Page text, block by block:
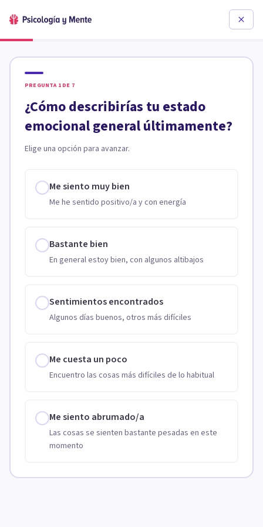
PREGUNTA 1 DE 7
¿Cómo describirías tu estado
emocional general últimamente?
Elige una opción para avanzar.
Me siento muy bien
Me he sentido positivo/a y con energía
Bastante bien
En general estoy bien, con algunos altibajos
Sentimientos encontrados
Algunos días buenos, otros más difíciles
Me cuesta un poco
Encuentro las cosas más difíciles de lo habitual
Me siento abrumado/a
Las cosas se sienten bastante pesadas en este
momento